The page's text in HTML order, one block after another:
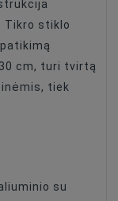
Tikro stiklo
cm, turi tvirtą
tiek
su